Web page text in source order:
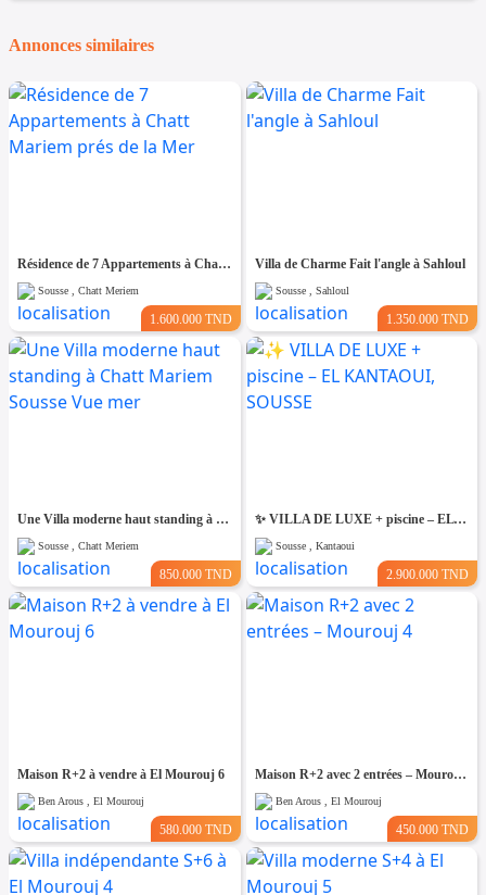
Annonces similaires
Résidence de 7 Appartements à Chatt Mariem prés de la Mer
Sousse , Chatt Meriem
1.600.000 TND
Villa de Charme Fait l'angle à Sahloul
Sousse , Sahloul
1.350.000 TND
Une Villa moderne haut standing à Chatt Mariem Sousse Vue mer
Sousse , Chatt Meriem
850.000 TND
​✨ VILLA DE LUXE + piscine – EL KANTAOUI, SOUSSE
Sousse , Kantaoui
2.900.000 TND
Maison R+2 à vendre à El Mourouj 6
Ben Arous , El Mourouj
580.000 TND
Maison R+2 avec 2 entrées – Mourouj 4
Ben Arous , El Mourouj
450.000 TND